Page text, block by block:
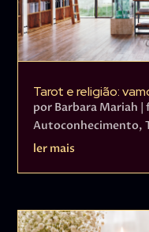
Tarot e religião:
por Barbara Mariah |
Autoconhecimento,
ler mais